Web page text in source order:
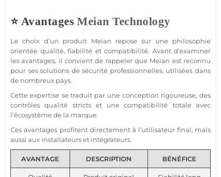
⭐ AvantagesMeian Technology
Le choix d’un produit Meian repose sur une philosophie
orientée qualité, fiabilité et compatibilité. Avant d’examiner
les avantages, il convient de rappeler que Meian est reconnu
pour ses solutions desécurité professionnelles, utilisées dans
de nombreux pays.
Cette expertise se traduit par une conception rigoureuse, des
contrôles qualité stricts et une compatibilité totale avec
l’écosystème de la marque.
Ces avantages profitent directement à l’utilisateur final, mais
aussi aux installateurs et intégrateurs.
AVANTAGE DESCRIPTION BÉNÉFICE